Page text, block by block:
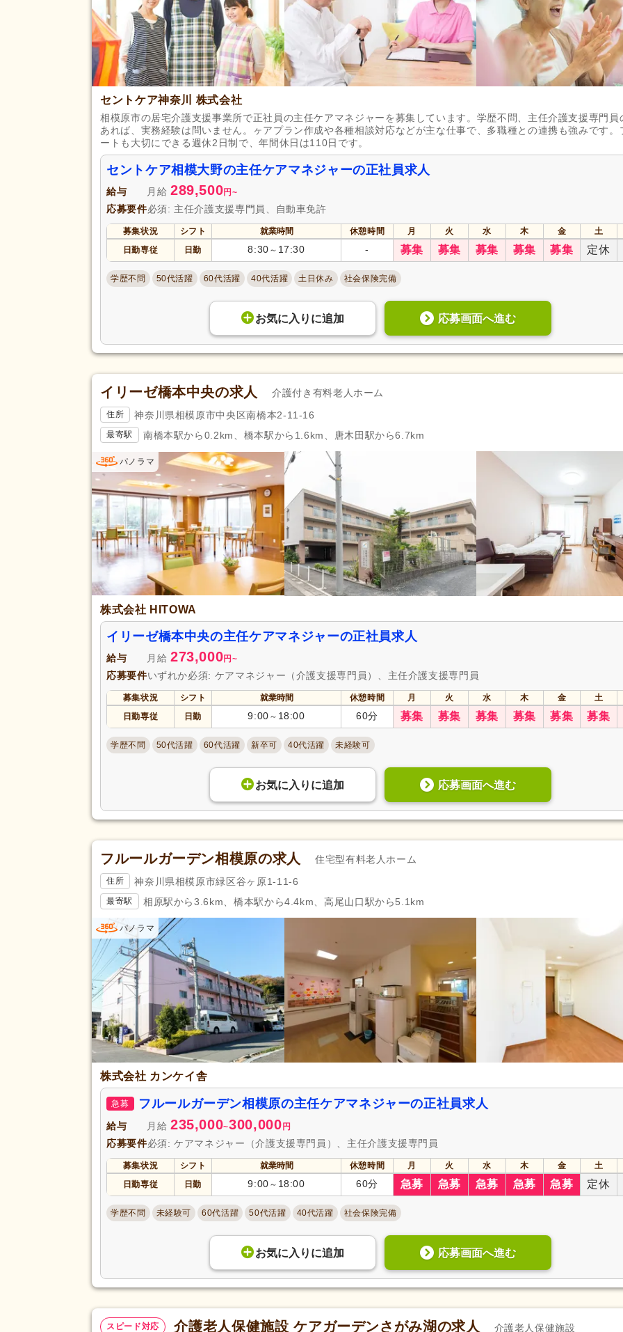
セントケア神奈川 株式会社
相模原市の居宅介護支援事業所で正社員の主任ケアマネジャーを募集しています。学歴不問、主任介護支援専門員
あれば、実務経験は問いません。ヶアプラン作成や各種相談対応などが主な仕事で、多職種との連携も強みです。
ートも大切にできる週休2日制で、年間休日は110日です。
セントケア相模大野の主任ケアマネジャーの正社員求人
給与 月給 289,500円~
応募要件必須: 主任介護支援専門員、自動車免許
募集状況 シフト 就業時間 休憩時間 月 火 水 木 金
土
日勤専従
日勤 8:30 ～ 17:30 - 募集 募集 募集 募集 募集 定休
学歴不問 50代活躍 60代活躍 40代活躍 土日休み 社会保険完備
お気に入り に追加 応募画面へ進む
イリーゼ橋本中央の求人 介護付き有料老人ホーム
住所 神奈川県相模原市中央区南橋本2-11-16
最寄駅 南橋本駅から0.2km、橋本駅から1.6km、唐木田駅から6.7km
パノラマ
株式会社 HITOWA
イリーゼ橋本中央の主任ケアマネジャーの正社員求人
給与 月給 273,000円~
応募要件いずれか必須: ケアマネジャー（介護支援専門員）、主任介護支援専門員
募集状況 シフト 就業時間 休憩時間 月 火 水 木 金
土
日勤専従
日勤 9:00 ～ 18:00 60分 募集 募集 募集 募集 募集 募集
学歴不問 50代活躍 60代活躍 新卒可 40代活躍 未経験可
お気に入り に追加 応募画面へ進む
フルールガーデン相模原の求人 住宅型有料老人ホーム
住所 神奈川県相模原市緑区谷ヶ原1-11-6
最寄駅 相原駅から3.6km、橋本駅から4.4km、高尾山口駅から5.1km
パノラマ
株式会社 カンケイ舎
急募 フルールガーデン相模原の主任ケアマネジャーの正社員求人
給与 月給 235,000~300,000 円
応募要件必須: ケアマネジャー（介護支援専門員）、主任介護支援専門員
募集状況 シフト 就業時間 休憩時間 月 火 水 木 金
土
日勤専従
日勤 9:00 ～ 18:00 60分 急募 急募 急募 急募 急募 定休
学歴不問 未経験可 60代活躍 50代活躍 40代活躍 社会保険完備
お気に入り に追加 応募画面へ進む
スピード対応 介護老人保健施設 ケアガーデンさがみ湖の求人 介護老人保健施設